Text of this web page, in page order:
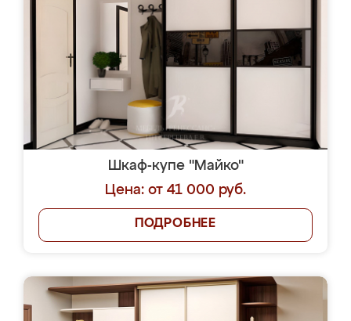
Шкаф-купе "Майко"
Цена: от 41 000 руб.
ПОДРОБНЕЕ